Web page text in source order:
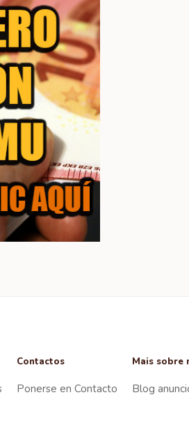
Contactos
Ponerse en Contacto
Mais sobre
Blog